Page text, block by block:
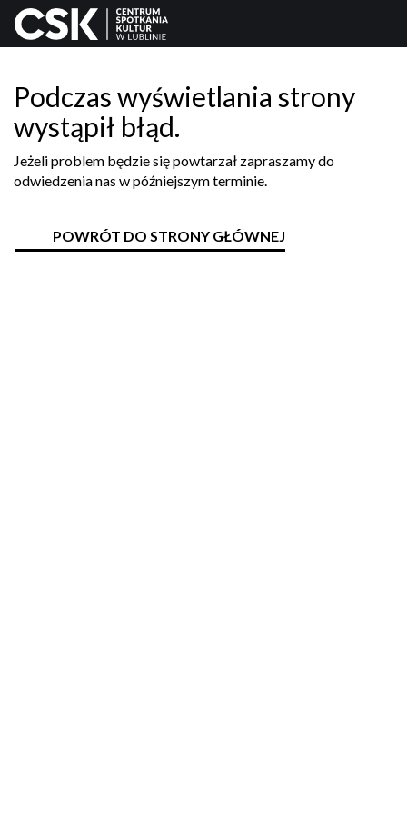
Podczas wyświetlania strony
wystąpił błąd.
Jeżeli problem będzie się powtarzał zapraszamy do
odwiedzenia nas w późniejszym terminie.
POWRÓT DO STRONY GŁÓWNEJ